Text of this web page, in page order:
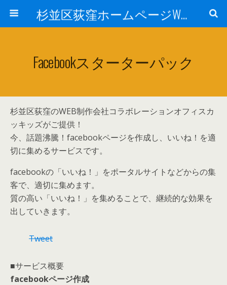
杉並区荻窪ホームページWEB制作会社コラボレーションオフィス カッキッズ SEO・サーチエンジン登録、SEOオートマチック・Facebook・スマホ・Twitter・プランニング、デザイン、HTMLコーディング、サーバ管理
Facebookスターターパック
杉並区荻窪のWEB制作会社コラボレーションオフィスカ
ッキッズがご提供！
今、話題沸騰！facebookページを作成し、いいね！を適
切に集めるサービスです。
facebookの「いいね！」をポータルサイトなどからの集
客で、適切に集めます。
質の高い「いいね！」を集めることで、継続的な効果を
出していきます。
Tweet
■サービス概要
facebookページ作成